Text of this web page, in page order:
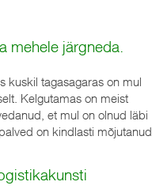
mehele järgneda.
kuskil tagasagaras on mul
Kelgutamas on meist
et mul on olnud läbi
on kindlasti mõjutanud